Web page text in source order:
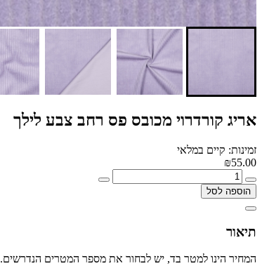
אריג קורדרוי מכובס פס רחב צבע לילך
זמינות: קיים במלאי
₪55.00
הוספה לסל
תיאור
המחיר הינו למטר בד, יש לבחור את מספר המטרים הנדרשים.